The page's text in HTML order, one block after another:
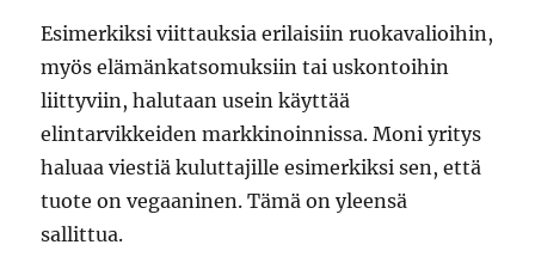
Esimerkiksi viittauksia erilaisiin ruokavalioihin,
myös elämänkatsomuksiin tai uskontoihin
liittyviin, halutaan usein käyttää
elintarvikkeiden markkinoinnissa. Moni yritys
haluaa viestiä kuluttajille esimerkiksi sen, että
tuote on vegaaninen. Tämä on yleensä
sallittua.